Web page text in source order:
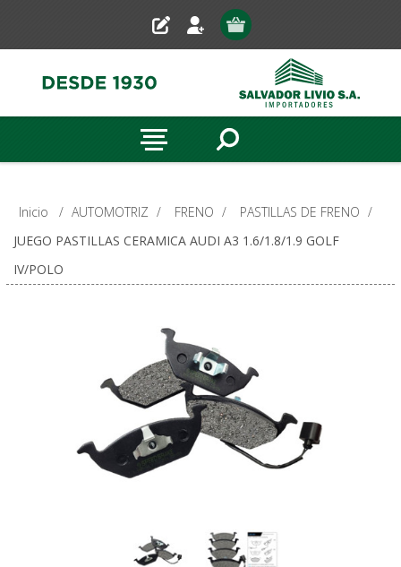
Inicio / AUTOMOTRIZ / FRENO / PASTILLAS DE FRENO /
JUEGO PASTILLAS CERAMICA AUDI A3 1.6/1.8/1.9 GOLF
IV/POLO